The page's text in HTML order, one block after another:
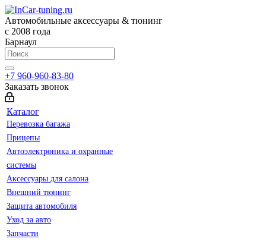
Автомобильные аксессуары & тюнинг
с 2008 года
Барнаул
+7 960-960-83-80
Заказать звонок
Каталог
Перевозка багажа
Прицепы
Автоэлектроника и охранные
системы
Аксессуары для салона
Внешний тюнинг
Защита автомобиля
Уход за авто
Запчасти